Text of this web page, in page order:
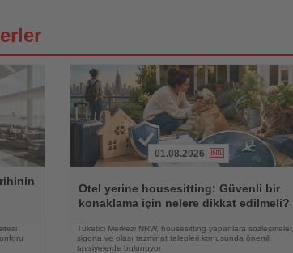
Oku
01.08.2026
Otel yerine housesitting: Güvenli bir
konaklama için nelere dikkat edilmeli?
Tüketici Merkezi NRW, housesitting yapanlara sözleşmeler,
sigorta ve olası tazminat talepleri konusunda önemli
tavsiyelerde bulunuyor